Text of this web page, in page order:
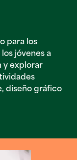
para los
jóvenes a
y explorar
diseño gráfico